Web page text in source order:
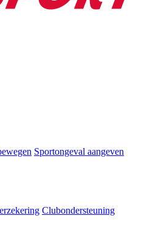
Sportongeval aangeven
Clubondersteuning